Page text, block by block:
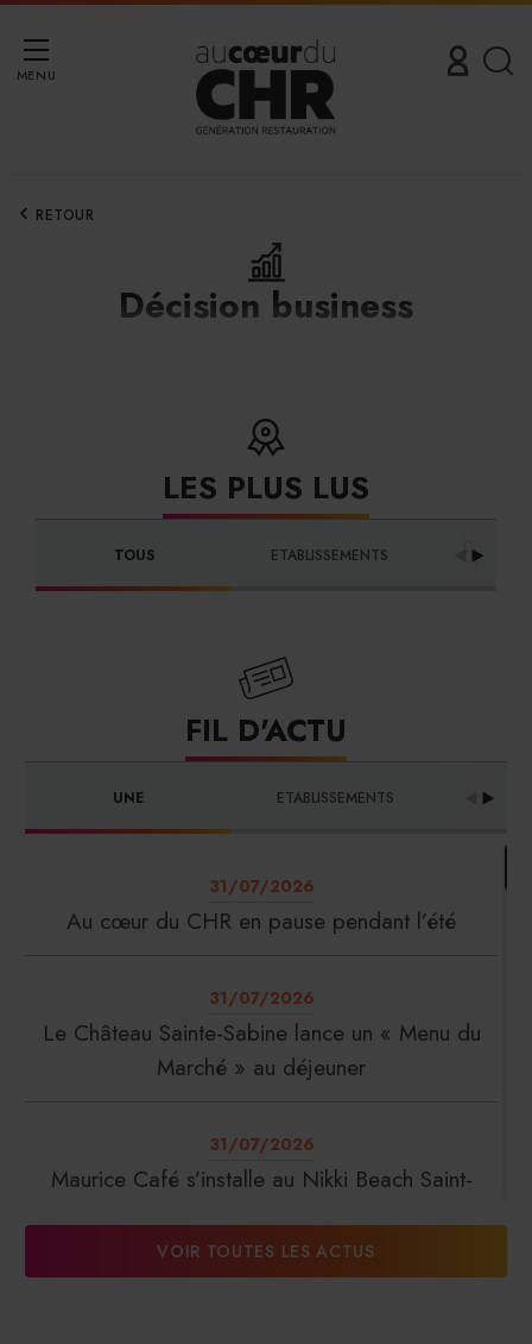
MENU
RETOUR
Décision business
LES PLUS LUS
TOUS ETABLISSEMENTS
FIL D'ACTU
UNE ETABLISSEMENTS
31/07/2026
Au cœur du CHR en pause pendant l’été
31/07/2026
Le Château Sainte-Sabine lance un « Menu du
Marché » au déjeuner
31/07/2026
Maurice Café s’installe au Nikki Beach Saint-
VOIR TOUTES LES ACTUS